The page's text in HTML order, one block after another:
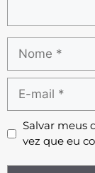
Salvar meus
vez que eu